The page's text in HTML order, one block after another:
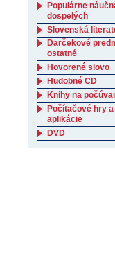
Populárne
dospelých
Slovenská
Darčekové
ostatné
Hovorené slovo
Hudobné CD
Knihy na
Počítačové hry a
aplikácie
DVD